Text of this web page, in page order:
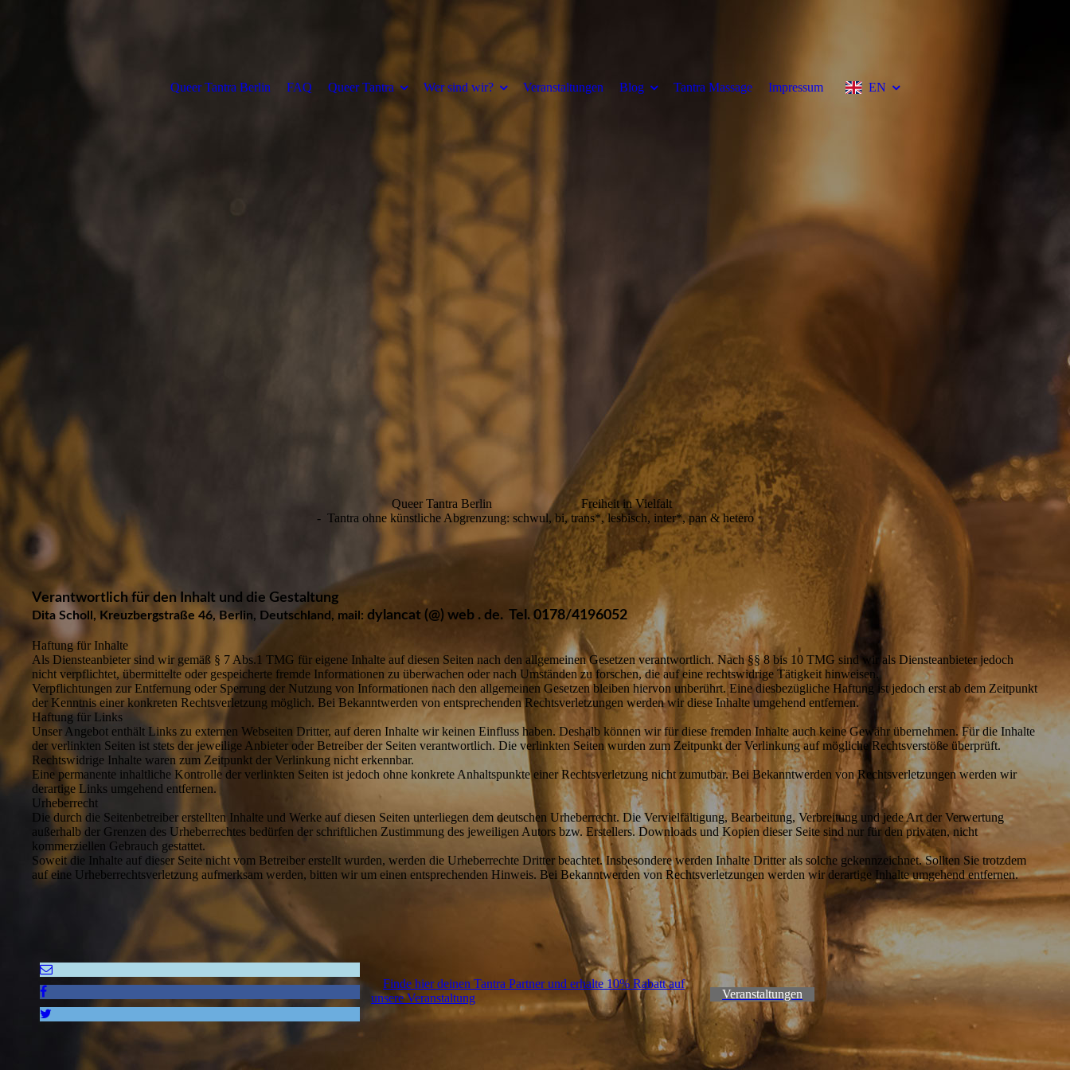
Queer Tantra Berlin FAQ Queer Tantra Wer sind wir? Veranstaltungen Blog Tantra Massage Impressum EN
Queer Tantra Berlin Freiheit in Vielfalt
- Tantra ohne künstliche Abgrenzung: schwul, bi, trans*, lesbisch, inter*, pan & hetero
Verantwortlich für den Inhalt und die Gestaltung
Dita Scholl, Kreuzbergstraße 46, Berlin, Deutschland, mail: dylancat (@) web . de. Tel. 0178/4196052
Haftung für Inhalte
Als Diensteanbieter sind wir gemäß § 7 Abs.1 TMG für eigene Inhalte auf diesen Seiten nach den allgemeinen Gesetzen verantwortlich. Nach §§ 8 bis 10 TMG sind wir als Diensteanbieter jedoch
nicht verpflichtet, übermittelte oder gespeicherte fremde Informationen zu überwachen oder nach Umständen zu forschen, die auf eine rechtswidrige Tätigkeit hinweisen.
Verpflichtungen zur Entfernung oder Sperrung der Nutzung von Informationen nach den allgemeinen Gesetzen bleiben hiervon unberührt. Eine diesbezügliche Haftung ist jedoch erst ab dem Zeitpunkt
der Kenntnis einer konkreten Rechtsverletzung möglich. Bei Bekanntwerden von entsprechenden Rechtsverletzungen werden wir diese Inhalte umgehend entfernen.
Haftung für Links
Unser Angebot enthält Links zu externen Webseiten Dritter, auf deren Inhalte wir keinen Einfluss haben. Deshalb können wir für diese fremden Inhalte auch keine Gewähr übernehmen. Für die Inhalte
der verlinkten Seiten ist stets der jeweilige Anbieter oder Betreiber der Seiten verantwortlich. Die verlinkten Seiten wurden zum Zeitpunkt der Verlinkung auf mögliche Rechtsverstöße überprüft.
Rechtswidrige Inhalte waren zum Zeitpunkt der Verlinkung nicht erkennbar.
Eine permanente inhaltliche Kontrolle der verlinkten Seiten ist jedoch ohne konkrete Anhaltspunkte einer Rechtsverletzung nicht zumutbar. Bei Bekanntwerden von Rechtsverletzungen werden wir
derartige Links umgehend entfernen.
Urheberrecht
Die durch die Seitenbetreiber erstellten Inhalte und Werke auf diesen Seiten unterliegen dem deutschen Urheberrecht. Die Vervielfältigung, Bearbeitung, Verbreitung und jede Art der Verwertung
außerhalb der Grenzen des Urheberrechtes bedürfen der schriftlichen Zustimmung des jeweiligen Autors bzw. Erstellers. Downloads und Kopien dieser Seite sind nur für den privaten, nicht
kommerziellen Gebrauch gestattet.
Soweit die Inhalte auf dieser Seite nicht vom Betreiber erstellt wurden, werden die Urheberrechte Dritter beachtet. Insbesondere werden Inhalte Dritter als solche gekennzeichnet. Sollten Sie trotzdem
auf eine Urheberrechtsverletzung aufmerksam werden, bitten wir um einen entsprechenden Hinweis. Bei Bekanntwerden von Rechtsverletzungen werden wir derartige Inhalte umgehend entfernen.
Finde hier deinen Tantra Partner und erhalte 10% Rabatt auf
unsere Veranstaltung
Veranstaltungen